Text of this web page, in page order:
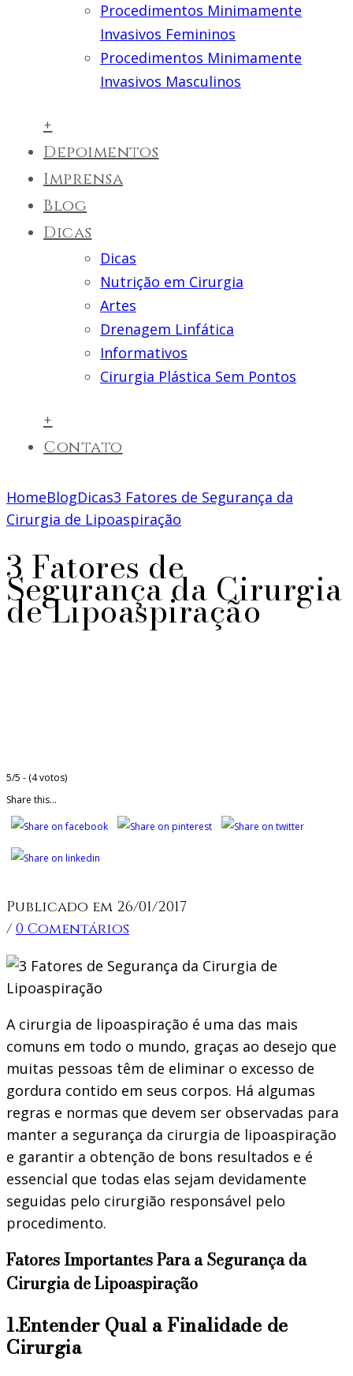
Procedimentos Minimamente
Invasivos Femininos
Procedimentos Minimamente
Invasivos Masculinos
+
Depoimentos
Imprensa
Blog
Dicas
Dicas
Nutrição em Cirurgia
Artes
Drenagem Linfática
Informativos
Cirurgia Plástica Sem Pontos
+
Contato
HomeBlogDicas3 Fatores de Segurança da
Cirurgia de Lipoaspiração
3 Fatores de
Segurança da Cirurgia
de Lipoaspiração
5/5 - (4 votos)
Share this...
Publicado em 26/01/2017
/ 0 Comentários
A cirurgia de lipoaspiração é uma das mais
comuns em todo o mundo, graças ao desejo que
muitas pessoas têm de eliminar o excesso de
gordura contido em seus corpos. Há algumas
regras e normas que devem ser observadas para
manter a segurança da cirurgia de lipoaspiração
e garantir a obtenção de bons resultados e é
essencial que todas elas sejam devidamente
seguidas pelo cirurgião responsável pelo
procedimento.
Fatores Importantes Para a Segurança da
Cirurgia de Lipoaspiração
1.Entender Qual a Finalidade de
Cirurgia